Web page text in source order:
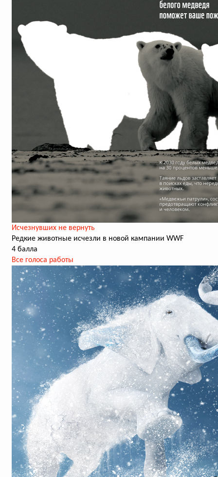
Исчезнувших не вернуть
Редкие животные исчезли в новой кампании WWF
4 балла
Все голоса работы